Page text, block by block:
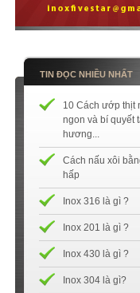
TIN ĐỌC NHIỀU NHẤT
10 Cách ướp thịt
ngon và bí quyết
hương...
Cách nấu xôi
hấp
Inox 316 là gì ?
Inox 201 là gì ?
Inox 430 là gì ?
Inox 304 là gì?